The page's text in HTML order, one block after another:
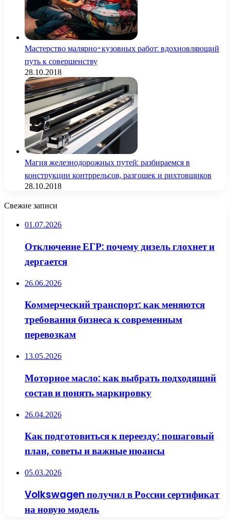
Мастерство малярно-кузовных работ: вдохновляющий
путь к совершенству
28.10.2018
Магия железнодорожных путей: разбираемся в
конструкции контррельсов, разгошек и рихтовщиков
28.10.2018
Свежие записи
01.07.2026
Отключение ЕГР: почему дизель глохнет и
дергается
26.06.2026
Коммерческий транспорт: как меняются
требования бизнеса к современным
перевозкам
13.05.2026
Моторное масло: как выбрать подходящий
состав и понять маркировку
26.04.2026
Как подготовиться к переезду: пошаговый
план, советы и важные нюансы
05.03.2026
Volkswagen получил в России сертификат
на новую модель